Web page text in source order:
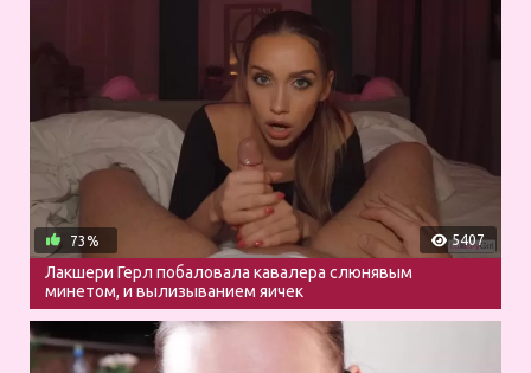
5407
73%
Лакшери Герл побаловала кавалера слюнявым
минетом, и вылизыванием яичек